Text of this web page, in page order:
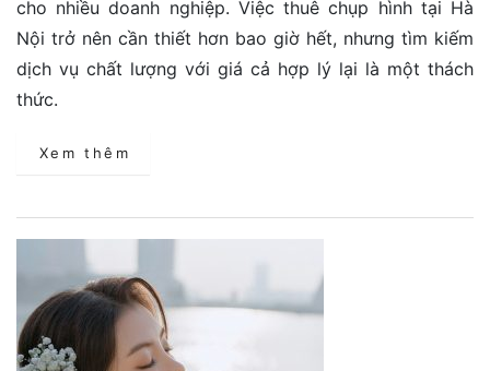
cho nhiều doanh nghiệp. Việc thuê chụp hình tại Hà
Nội trở nên cần thiết hơn bao giờ hết, nhưng tìm kiếm
dịch vụ chất lượng với giá cả hợp lý lại là một thách
thức.
Xem thêm